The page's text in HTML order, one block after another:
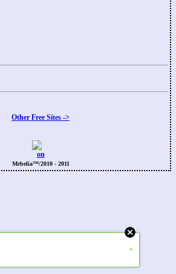
Other Free Sites ->
Mrbelia™/2010 - 2011
»